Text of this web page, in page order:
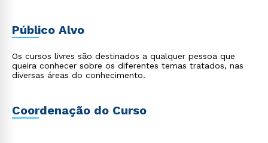
Público Alvo
Os cursos livres são destinados a qualquer pessoa que
queira conhecer sobre os diferentes temas tratados, nas
diversas áreas do conhecimento.
Coordenação do Curso